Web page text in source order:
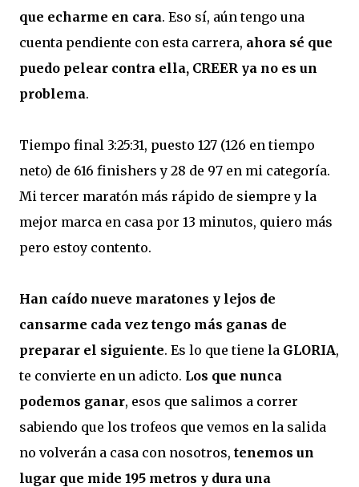
que echarme en cara. Eso sí, aún tengo una
cuenta pendiente con esta carrera, ahora sé que
puedo pelear contra ella, CREER ya no es un
problema.
Tiempo final 3:25:31, puesto 127 (126 en tiempo
neto) de 616 finishers y 28 de 97 en mi categoría.
Mi tercer maratón más rápido de siempre y la
mejor marca en casa por 13 minutos, quiero más
pero estoy contento.
Han caído nueve maratones y lejos de
cansarme cada vez tengo más ganas de
preparar el siguiente. Es lo que tiene la GLORIA,
te convierte en un adicto. Los que nunca
podemos ganar, esos que salimos a correr
sabiendo que los trofeos que vemos en la salida
no volverán a casa con nosotros, tenemos un
lugar que mide 195 metros y dura una